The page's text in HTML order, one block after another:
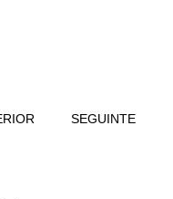
SEGUINTE